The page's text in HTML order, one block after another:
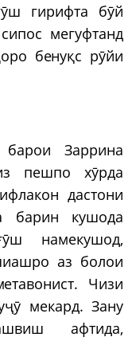
гирифта бӯй
мегуфтанд
бенуқс рӯйи
Заррина
пешпо хӯрда
дастони
барин кушода
намекушод,
аз болои
Чизи
мекард. Зану
афтида,